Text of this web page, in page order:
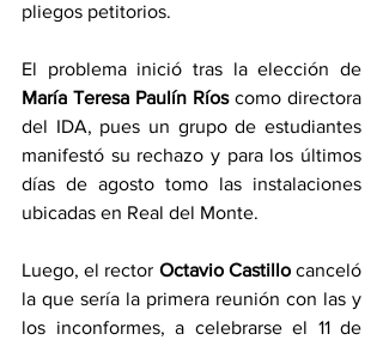
pliegos petitorios.
María Teresa Paulín Ríos como directora
del IDA, pues un grupo de estudiantes
manifestó su rechazo y para los últimos
días de agosto tomo las instalaciones
ubicadas en Real del Monte.
Luego, el rector Octavio Castillo canceló
la que sería la primera reunión con las y
los inconformes, a celebrarse el 11 de